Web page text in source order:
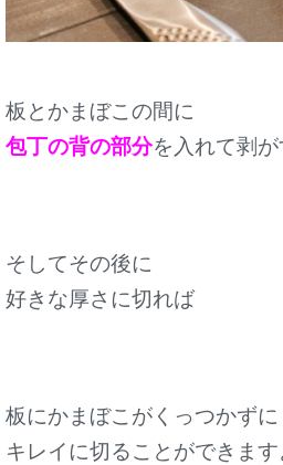
板とかまぼこの間に
包丁の背の部分を入れて剥
そしてその後に
好きな厚さに切れば
板にかまぼこがくっつかずに
キレイに切ることができます